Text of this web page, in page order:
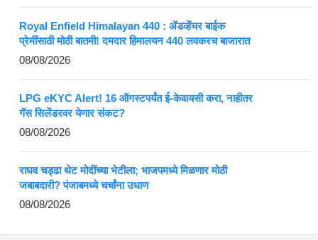
Royal Enfield Himalayan 440 : ॲडव्हेंचर बाईक
प्रेमींसाठी मोठी बातमी! दमदार हिमालयन 440 लवकरच बाजारात
08/08/2026
LPG eKYC Alert! 16 ऑगस्टपर्यंत ई-केवायसी करा, नाहीतर
गॅस सिलेंडरवर येणार संकट?
08/08/2026
राघव चड्ढा थेट मोदींच्या भेटीला; भाजपमध्ये मिळणार मोठी
जबाबदारी? पंजाबमध्ये चर्चांना उधाण
08/08/2026